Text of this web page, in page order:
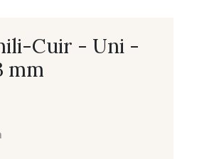
Cuir - Uni -
mm